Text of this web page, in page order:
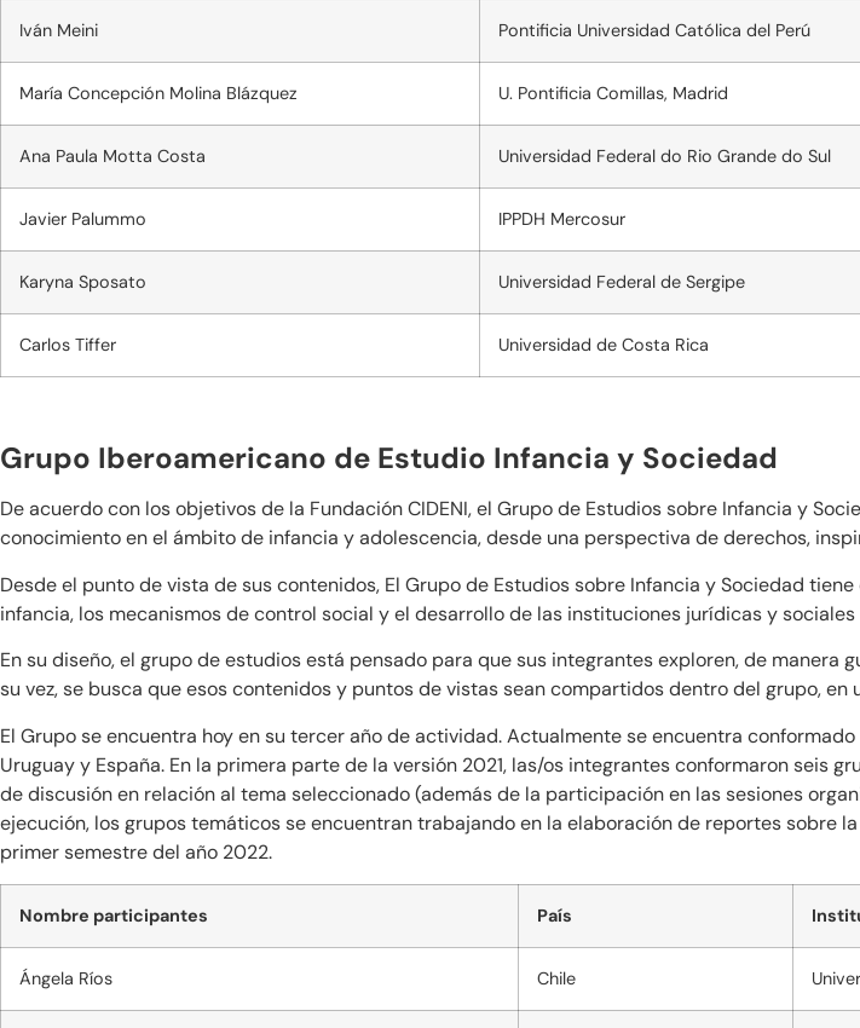
Iván Meini Pontificia Universidad Católica del Perú
María Concepción Molina Blázquez U. Pontificia Comillas, Madrid
Ana Paula Motta Costa Universidad Federal do Rio Grande do Sul
Javier Palummo IPPDH Mercosur
Karyna Sposato Universidad Federal de Sergipe
Carlos Tiffer Universidad de Costa Rica
Grupo Iberoamericano de Estudio Infancia y Sociedad
De acuerdo con los objetivos de la Fundación CIDENI, el Grupo de Estudios sobre Infancia y
conocimiento en el ámbito de infancia y adolescencia, desde una perspectiva de derechos,
Desde el punto de vista de sus contenidos, El Grupo de Estudios sobre Infancia y Sociedad
infancia, los mecanismos de control social y el desarrollo de las instituciones jurídicas y
En su diseño, el grupo de estudios está pensado para que sus integrantes exploren, de
su vez, se busca que esos contenidos y puntos de vistas sean compartidos dentro del grupo,
El Grupo se encuentra hoy en su tercer año de actividad. Actualmente se encuentra
Uruguay y España. En la primera parte de la versión 2021, las/os integrantes conformaron seis
de discusión en relación al tema seleccionado (además de la participación en las sesiones
ejecución, los grupos temáticos se encuentran trabajando en la elaboración de reportes sobre
primer semestre del año 2022.
Nombre participantes País
Ángela Ríos Chile